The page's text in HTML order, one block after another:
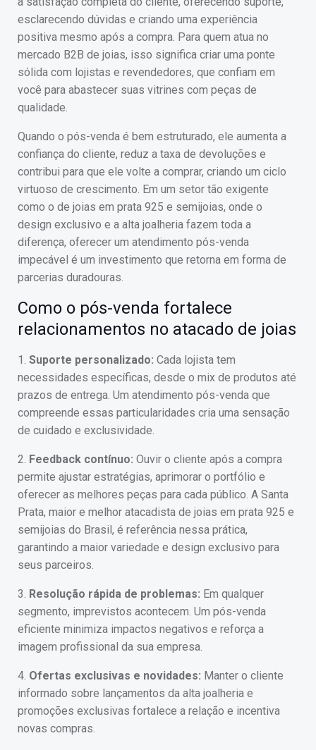
esclarecendo dúvidas e criando uma experiência
positiva mesmo após a compra. Para quem atua no
mercado B2B de joias, isso significa criar uma ponte
sólida com lojistas e revendedores, que confiam em
você para abastecer suas vitrines com peças de
qualidade.
Quando o pós-venda é bem estruturado, ele aumenta a
confiança do cliente, reduz a taxa de devoluções e
contribui para que ele volte a comprar, criando um ciclo
virtuoso de crescimento. Em um setor tão exigente
como o de joias em prata 925 e semijoias, onde o
design exclusivo e a alta joalheria fazem toda a
diferença, oferecer um atendimento pós-venda
impecável é um investimento que retorna em forma de
parcerias duradouras.
Como o pós-venda fortalece
relacionamentos no atacado de joias
1. Suporte personalizado: Cada lojista tem
necessidades específicas, desde o mix de produtos até
prazos de entrega. Um atendimento pós-venda que
compreende essas particularidades cria uma sensação
de cuidado e exclusividade.
2. Feedback contínuo: Ouvir o cliente após a compra
permite ajustar estratégias, aprimorar o portfólio e
oferecer as melhores peças para cada público. A Santa
Prata, maior e melhor atacadista de joias em prata 925 e
semijoias do Brasil, é referência nessa prática,
garantindo a maior variedade e design exclusivo para
seus parceiros.
3. Resolução rápida de problemas: Em qualquer
segmento, imprevistos acontecem. Um pós-venda
eficiente minimiza impactos negativos e reforça a
imagem profissional da sua empresa.
4. Ofertas exclusivas e novidades: Manter o cliente
informado sobre lançamentos da alta joalheria e
promoções exclusivas fortalece a relação e incentiva
novas compras.